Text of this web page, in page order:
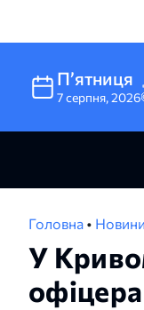
Пʼятниця
7серпня,2026
Головна • Новини
У